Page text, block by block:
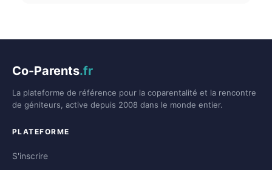
Co-Parents.fr
La plateforme de référence pour la coparentalité et la rencontre
de géniteurs, active depuis 2008 dans le monde entier.
PLATEFORME
S'inscrire